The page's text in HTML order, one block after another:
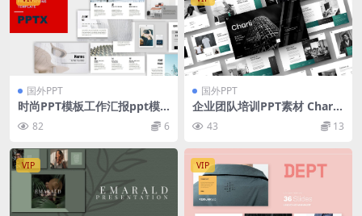
国外PPT
时尚PPT模板工作汇报ppt模
板 82 6
国外PPT
企业团队培训PPT素材 Charli
– Business PowerPoint Te
mplate
43 13
VIP VIP